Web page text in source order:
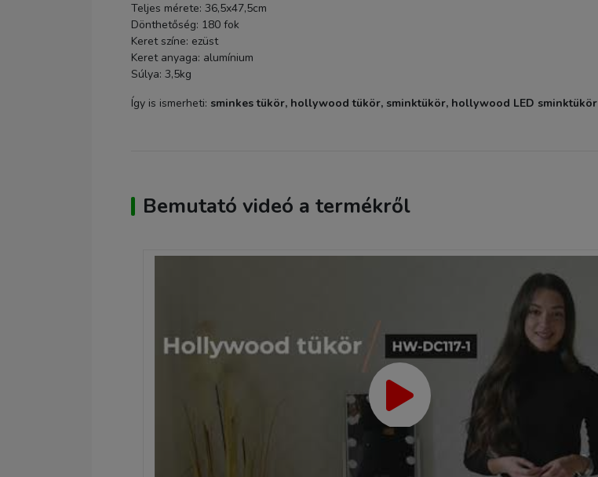
Teljes mérete: 36,5x47,5cm
Dönthetőség: 180 fok
Keret színe: ezüst
Keret anyaga: alumínium
Súlya: 3,5kg
Így is ismerheti: sminkes tükör, hollywood tükör, sminktükör, hollywood LED sminktükör
Bemutató videó a termékről